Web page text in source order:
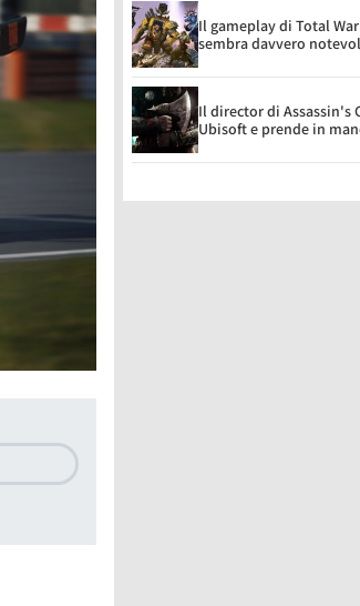
Il gameplay di Total
sembra davvero
Il director di Assassin's
Ubisoft e prende in